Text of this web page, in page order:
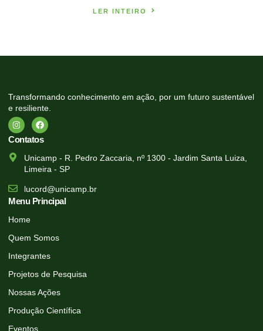
LER INTEIRO
Transformando conhecimento em ação, por um futuro sustentável
e resiliente.
Menu Principal
Home
Quem Somos
Integrantes
Projetos de Pesquisa
Nossas Ações
Produção Científica
Eventos
Contatos
Unicamp - R. Pedro Zaccaria, nº 1300 - Jardim Santa Luiza,
Limeira - SP
lucord@unicamp.br